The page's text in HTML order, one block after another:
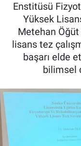
Enstitüsü
Yüksek
Metehan
lisans tez
başarı elde
bilimsel
ASAYİŞ
EĞİTİM
KÜLTÜR -
Haber Arşivi